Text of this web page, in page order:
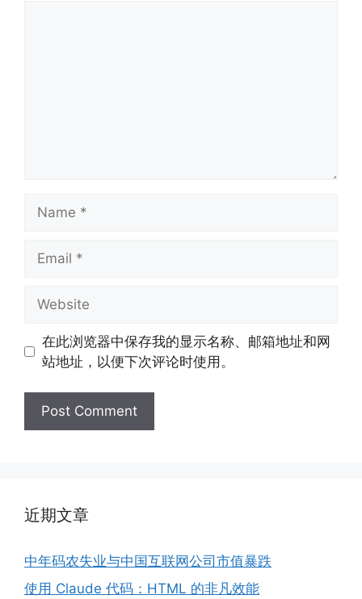
在此浏览器中保存我的显示名称、邮箱地址和网
站地址，以便下次评论时使用。
近期文章
中年码农失业与中国互联网公司市值暴跌
使用 Claude 代码：HTML 的非凡效能